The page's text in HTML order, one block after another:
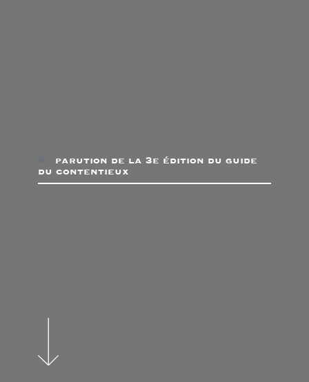
parution de la 3e édition du guide
du contentieux